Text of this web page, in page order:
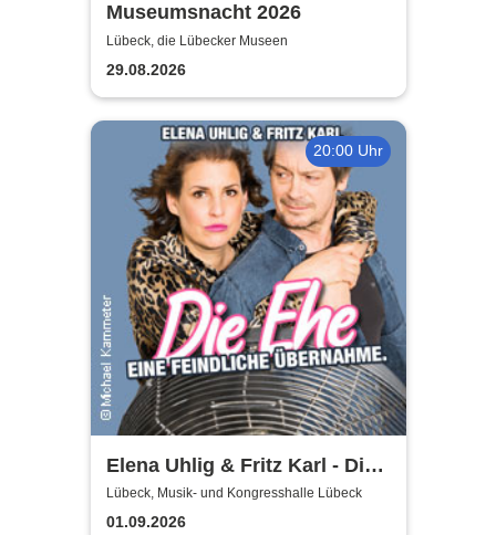
Museumsnacht 2026
Lübeck, die Lübecker Museen
29.08.2026
20:00 Uhr
Elena Uhlig & Fritz Karl - Die
Ehe - eine feindliche
Übernahme
Lübeck, Musik- und Kongresshalle Lübeck
01.09.2026